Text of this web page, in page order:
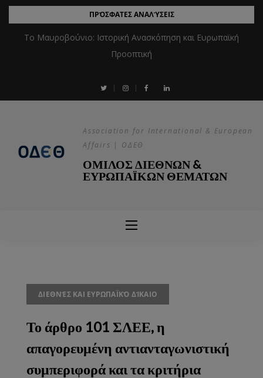
ΠΡΌΣΦΑΤΕΣ ΑΝΑΛΎΣΕΙΣ
Το Μαυροβούνιο: Ιστορική Ανασκόπηση και Ευρωπαϊκή
Προοπτική
Association for International & European
Affairs | ΟΔΕΘ
ΟΜΙΛΟΣ ΔΙΕΘΝΩΝ &
ΕΥΡΩΠΑΪΚΩΝ ΘΕΜΑΤΩΝ
ΔΙΕΘΝΈΣ ΚΑΙ ΕΥΡΩΠΑΪΚΌ ΔΊΚΑΙΟ
Το άρθρο 101 ΣΛΕΕ, η
απαγορευμένη αντιανταγωνιστική
συμπεριφορά και τα κριτήρια